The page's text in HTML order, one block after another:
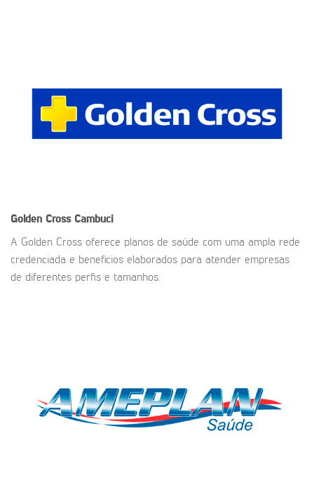
Golden Cross Cambuci
A Golden Cross oferece planos de saúde com uma ampla rede
credenciada e benefícios elaborados para atender empresas
de diferentes perfis e tamanhos.